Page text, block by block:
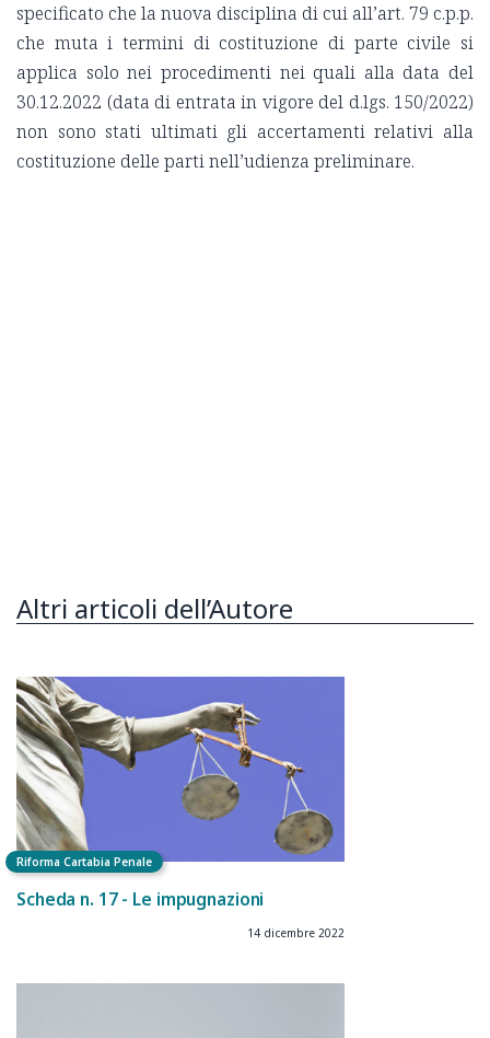
specificato che la nuova disciplina di cui all’art. 79 c.p.p.
che muta i termini di costituzione di parte civile si
applica solo nei procedimenti nei quali alla data del
30.12.2022 (data di entrata in vigore del d.lgs. 150/2022)
non sono stati ultimati gli accertamenti relativi alla
costituzione delle parti nell’udienza preliminare.
Altri articoli dell’Autore
Riforma Cartabia Penale
Scheda n. 17 - Le impugnazioni
14 dicembre 2022